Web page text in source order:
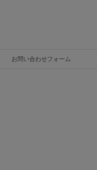
お問い合わせフォーム